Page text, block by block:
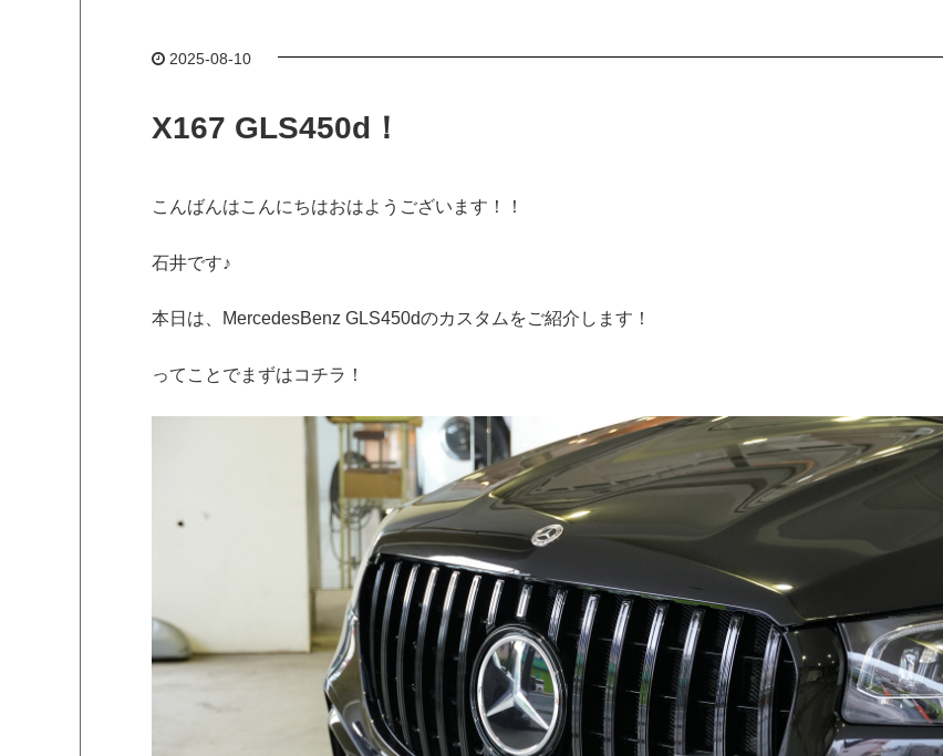
2025-08-10
X167 GLS450d！
こんばんはこんにちはおはようございます！！
石井です♪
本日は、MercedesBenz GLS450dのカスタムをご紹介します！
ってことでまずはコチラ！